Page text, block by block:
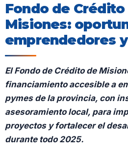
Fondo de Crédito
Misiones:
emprendedores
El Fondo de Crédito de
financiamiento accesible a
pymes de la provincia, con
asesoramiento local, para
proyectos y fortalecer el
durante todo 2025.